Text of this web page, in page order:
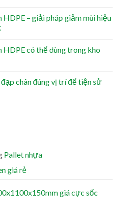
HDPE – giải pháp giảm mùi hiệu
HDPE có thể dùng trong kho
chân đúng vị trí để tiện sử
Pallet nhựa
giá rẻ
giá cực sốc